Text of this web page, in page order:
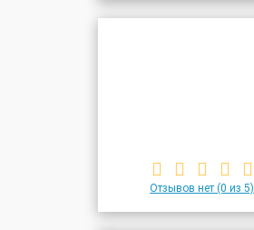
Отзывов нет (0 из 5)